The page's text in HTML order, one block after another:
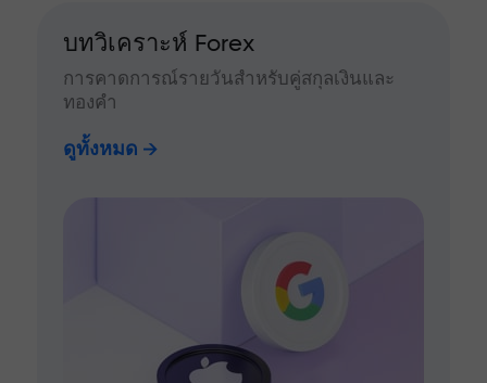
บทวิเคราะห์ Forex
การคาดการณ์รายวันสำหรับคู่สกุลเงินและ
ทองคำ
ดูทั้งหมด